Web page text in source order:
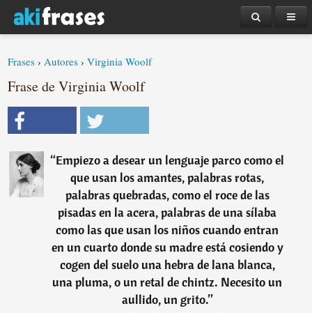
Frases ›Autores ›Virginia Woolf
Frase de Virginia Woolf
“Empiezo a desear un lenguaje parco como el
que usan los amantes, palabras rotas,
palabras quebradas, como el roce de las
pisadas en la acera, palabras de una sílaba
como las que usan los niños cuando entran
en un cuarto donde su madre está cosiendo y
cogen del suelo una hebra de lana blanca,
una pluma, o un retal de chintz. Necesito un
aullido, un grito.”